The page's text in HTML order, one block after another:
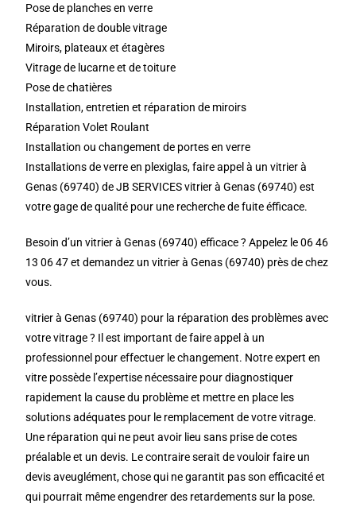
Pose de planches en verre
Réparation de double vitrage
Miroirs, plateaux et étagères
Vitrage de lucarne et de toiture
Pose de chatières
Installation, entretien et réparation de miroirs
Réparation Volet Roulant
Installation ou changement de portes en verre
Installations de verre en plexiglas, faire appel à un vitrier à
Genas (69740) de JB SERVICES vitrier à Genas (69740) est
votre gage de qualité pour une recherche de fuite éfficace.
Besoin d’un vitrier à Genas (69740) efficace ? Appelez le 06 46
13 06 47 et demandez un vitrier à Genas (69740) près de chez
vous.
vitrier à Genas (69740) pour la réparation des problèmes avec
votre vitrage ? Il est important de faire appel à un
professionnel pour effectuer le changement. Notre expert en
vitre possède l’expertise nécessaire pour diagnostiquer
rapidement la cause du problème et mettre en place les
solutions adéquates pour le remplacement de votre vitrage.
Une réparation qui ne peut avoir lieu sans prise de cotes
préalable et un devis. Le contraire serait de vouloir faire un
devis aveuglément, chose qui ne garantit pas son efficacité et
qui pourrait même engendrer des retardements sur la pose.